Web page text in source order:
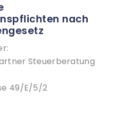
nach
Steuerberatung
49/E/5/2